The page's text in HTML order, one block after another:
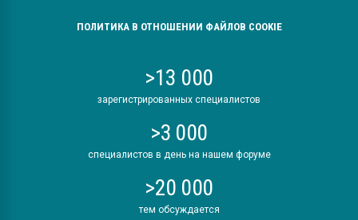
ПОЛИТИКА В ОТНОШЕНИИ ФАЙЛОВ COOKIE
>13 000
зарегистрированных специалистов
>3 000
специалистов в день на нашем форуме
>20 000
тем обсуждается